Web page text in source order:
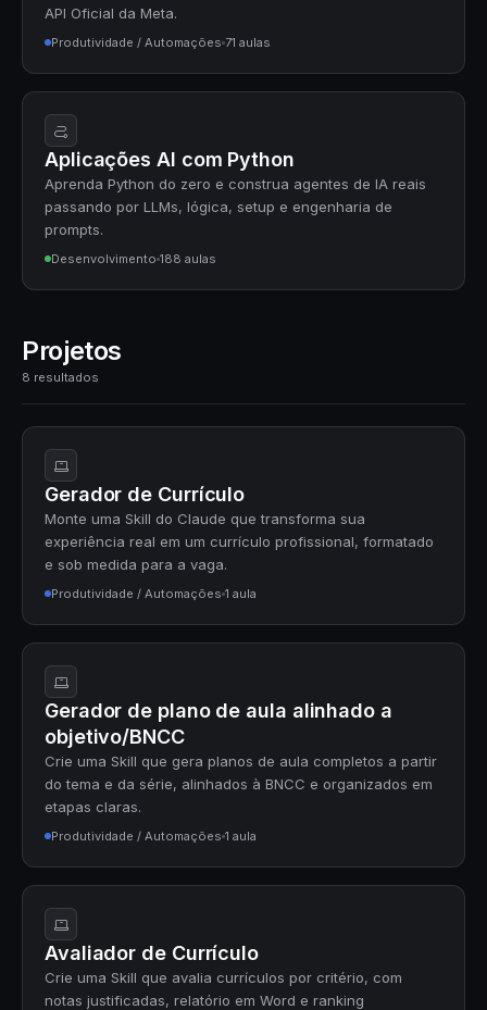
API Oficial da Meta.
Produtividade / Automações 71 aulas
Aplicações AI com Python
Aprenda Python do zero e construa agentes de IA reais
passando por LLMs, lógica, setup e engenharia de
prompts.
Desenvolvimento 188 aulas
Projetos
8 resultados
Gerador de Currículo
Monte uma Skill do Claude que transforma sua
experiência real em um currículo profissional, formatado
e sob medida para a vaga.
Produtividade / Automações 1 aula
Gerador de plano de aula alinhado a
objetivo/BNCC
Crie uma Skill que gera planos de aula completos a partir
do tema e da série, alinhados à BNCC e organizados em
etapas claras.
Produtividade / Automações 1 aula
Avaliador de Currículo
Crie uma Skill que avalia currículos por critério, com
notas justificadas, relatório em Word e ranking